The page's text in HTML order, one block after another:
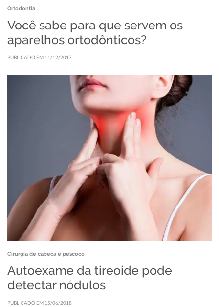
Ortodontia
Você sabe para que servem os
aparelhos ortodônticos?
PUBLICADO EM 11/12/2017
Cirurgia de cabeça e pescoço
Autoexame da tireoide pode
detectar nódulos
PUBLICADO EM 15/06/2018